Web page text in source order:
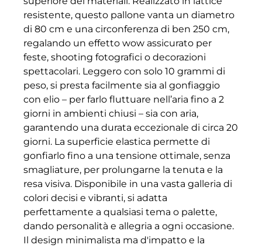
resistente, questo pallone vanta un diametro
di 80 cm e una circonferenza di ben 250 cm,
regalando un effetto wow assicurato per
feste, shooting fotografici o decorazioni
spettacolari. Leggero con solo 10 grammi di
peso, si presta facilmente sia al gonfiaggio
con elio – per farlo fluttuare nell’aria fino a 2
giorni in ambienti chiusi – sia con aria,
garantendo una durata eccezionale di circa 20
giorni. La superficie elastica permette di
gonfiarlo fino a una tensione ottimale, senza
smagliature, per prolungarne la tenuta e la
resa visiva. Disponibile in una vasta galleria di
colori decisi e vibranti, si adatta
perfettamente a qualsiasi tema o palette,
dando personalità e allegria a ogni occasione.
Il design minimalista ma d'impatto e la